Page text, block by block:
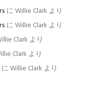
にWillie Clark より
にWillie Clark より
Clark より
Clark より
にWillie Clark より